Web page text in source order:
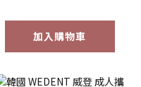
加入購物車